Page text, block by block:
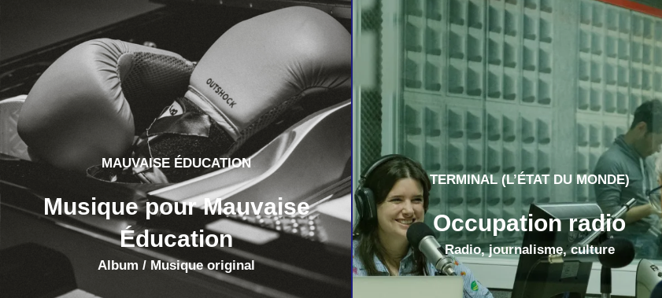
MAUVAISE ÉDUCATION
Musique pour Mauvaise
Éducation
Album / Musique original
TERMINAL (L’ÉTAT DU MONDE)
Occupation radio
Radio, journalisme, culture